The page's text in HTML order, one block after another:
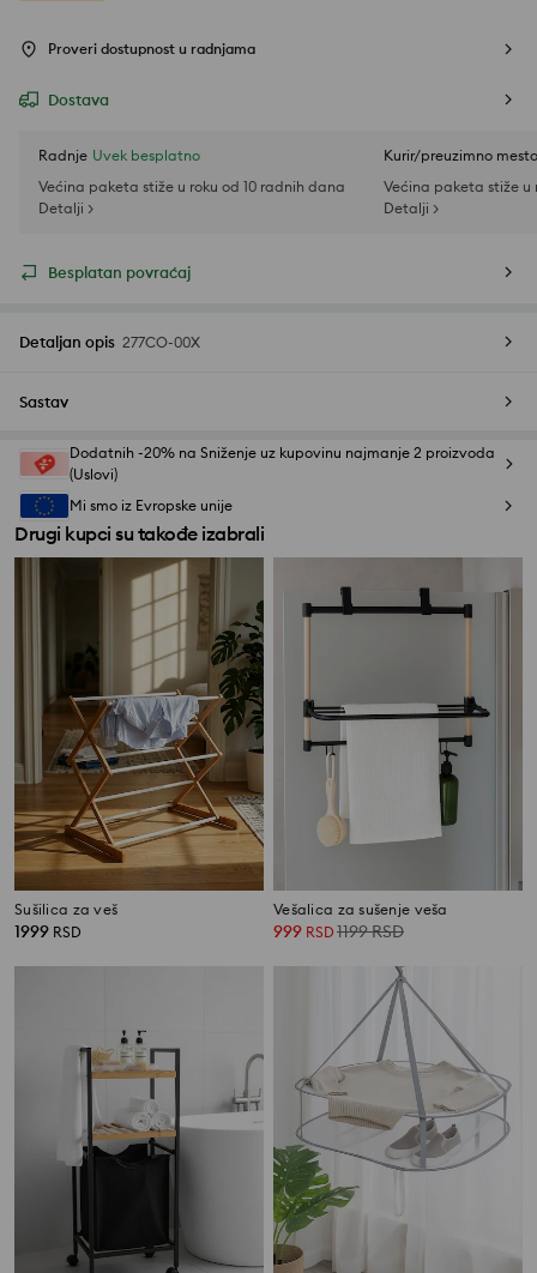
Proveri dostupnost u radnjama
Dostava
Radnje Uvek besplatno
Većina paketa stiže u roku od 10 radnih dana
Detalji >
Kurir/preuzimno mesto
Većina paketa stiže u
Detalji >
Besplatan povraćaj
Detaljan opis 277CO-00X
Sastav
Dodatnih -20% na Sniženje uz kupovinu najmanje 2 proizvoda
(Uslovi)
Mi smo iz Evropske unije
Drugi kupci su takođe izabrali
Sušilica za veš
1999 RSD
Vešalica za sušenje veša
999 RSD 1199RSD